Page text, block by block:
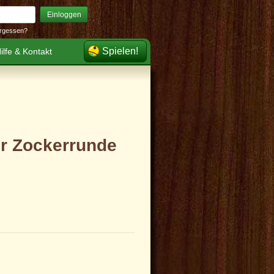
Einloggen
& Kontakt Spielen!
Zockerrunde